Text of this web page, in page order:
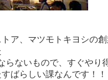
ア、マツモトキヨシの
らないもので、すぐやり
ばらしい課なんです！！